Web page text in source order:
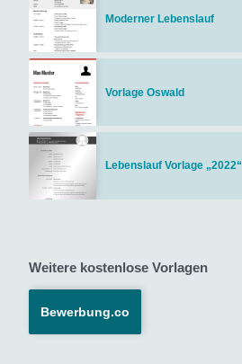
Moderner Lebenslauf
Vorlage Oswald
Lebenslauf Vorlage „2022“
Weitere kostenlose Vorlagen
Bewerbung.co